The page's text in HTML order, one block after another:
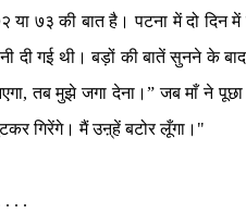
या ७३ की‌ बात है। पटना में दो दिन में
दी गई थी। बड़ों की बातें सुनने के
,तब मुझे जगा देना।” जब माँ ने पूछा
गिरेंगे। मैं उऩ्हें बटोर लूँगा। "
. . .